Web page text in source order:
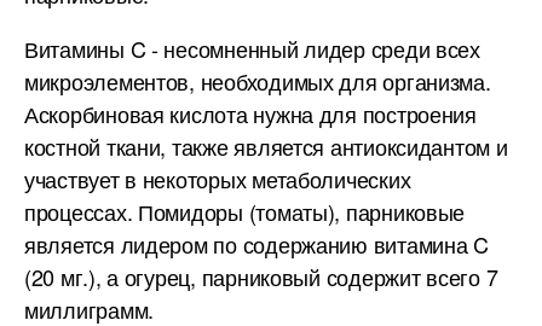
Витамины C - несомненный лидер среди всех
микроэлементов, необходимых для организма.
Аскорбиновая кислота нужна для построения
костной ткани, также является антиоксидантом и
участвует в некоторых метаболических
процессах. Помидоры (томаты), парниковые
является лидером по содержанию витамина C
(20 мг.), а огурец, парниковый содержит всего 7
миллиграмм.